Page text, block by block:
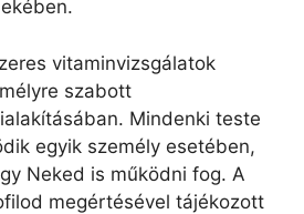
vitaminvizsgálatok
szabott
Mindenki teste
egyik személy esetében,
Neked is működni fog. A
megértésével tájékozott